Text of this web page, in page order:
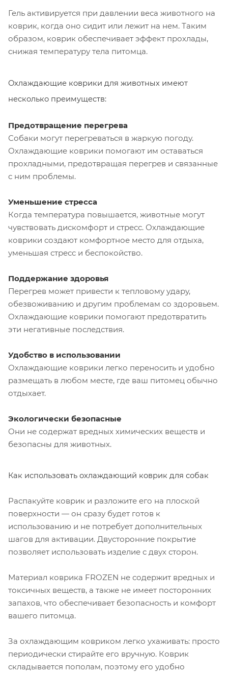
Гель активируется при давлении веса животного на
коврик, когда оно сидит или лежит на нем. Таким
образом, коврик обеспечивает эффект прохлады,
снижая температуру тела питомца.
Охлаждающие коврики для животных имеют
несколько преимуществ:
Предотвращение перегрева
Собаки могут перегреваться в жаркую погоду.
Охлаждающие коврики помогают им оставаться
прохладными, предотвращая перегрев и связанные
с ним проблемы.
Уменьшение стресса
Когда температура повышается, животные могут
чувствовать дискомфорт и стресс. Охлаждающие
коврики создают комфортное место для отдыха,
уменьшая стресс и беспокойство.
Поддержание здоровья
Перегрев может привести к тепловому удару,
обезвоживанию и другим проблемам со здоровьем.
Охлаждающие коврики помогают предотвратить
эти негативные последствия.
Удобство в использовании
Охлаждающие коврики легко переносить и удобно
размещать в любом месте, где ваш питомец обычно
отдыхает.
Экологически безопасные
Они не содержат вредных химических веществ и
безопасны для животных.
Как использовать охлаждающий коврик для собак
Распакуйте коврик и разложите его на плоской
поверхности — он сразу будет готов к
использованию и не потребует дополнительных
шагов для активации. Двусторонние покрытие
позволяет использовать изделие с двух сторон.
Материал коврика FROZEN не содержит вредных и
токсичных веществ, а также не имеет посторонних
запахов, что обеспечивает безопасность и комфорт
вашего питомца.
За охлаждающим ковриком легко ухаживать: просто
периодически стирайте его вручную. Коврик
складывается пополам, поэтому его удобно